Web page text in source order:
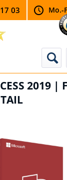
03 Mo.-
2019 |